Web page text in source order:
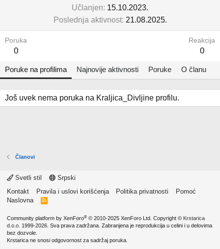
Učlanjen 15.10.2023.
Poslednja aktivnost 21.08.2025.
Poruka
0
Reakcija
0
Poruke na profilima Najnovije aktivnosti Poruke O članu
Još uvek nema poruka na Kraljica_Divljine profilu.
Članovi
Svetli stil
Srpski
Kontakt
Pravila i uslovi korišćenja Politika privatnosti
Pomoć
Naslovna
R
Community platform by XenForo® © 2010-2025 XenForo Ltd. Copyright © Krstarica
d.o.o. 1999-2026. Sva prava zadržana. Zabranjena je reprodukcija u celini i u delovima
bez dozvole.
Krstarica ne snosi odgovornost za sadržaj poruka.